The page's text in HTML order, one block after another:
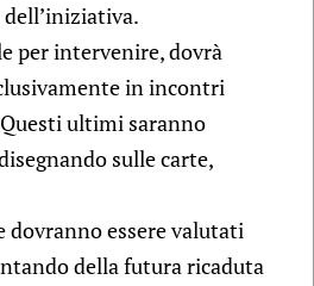
dell’iniziativa.
per intervenire, dovrà
in incontri
ultimi saranno
sulle carte,
dovranno essere valutati
della futura ricaduta